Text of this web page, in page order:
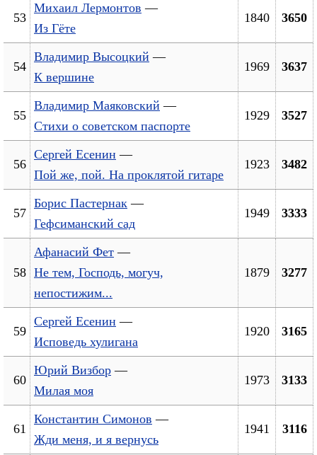
53
Михаил Лермонтов —
Из Гёте
1840 3650
54
Владимир Высоцкий —
К вершине
1969 3637
55
Владимир Маяковский —
Стихи о советском паспорте
1929 3527
56
Сергей Есенин —
Пой же, пой. На проклятой гитаре
1923 3482
57
Борис Пастернак —
Гефсиманский сад
1949 3333
58
Афанасий Фет —
Не тем, Господь, могуч,
непостижим...
1879 3277
59
Сергей Есенин —
Исповедь хулигана
1920 3165
60
Юрий Визбор —
Милая моя
1973 3133
61
Константин Симонов —
Жди меня, и я вернусь
1941 3116